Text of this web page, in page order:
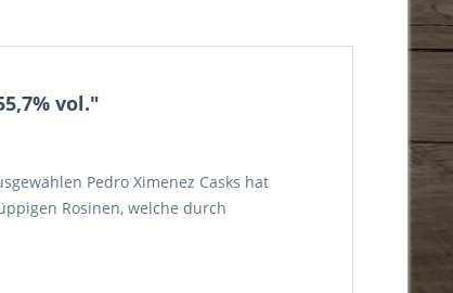
vol."
Pedro Ximenez Casks hat
Rosinen, welche durch